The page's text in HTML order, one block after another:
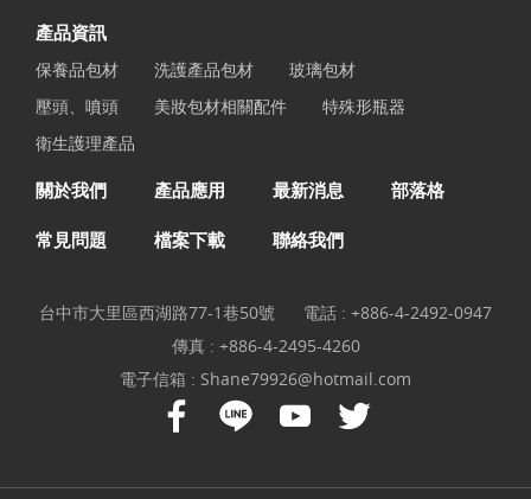
產品資訊
保養品包材 洗護產品包材
玻璃包材
壓頭、噴頭
美妝包材相關配件
特殊形瓶器
衛生護理產品
關於我們 產品應用 最新消息 部落格
常見問題 檔案下載 聯絡我們
台中市大里區西湖路77-1巷50號 電話 : +886-4-2492-0947
傳真 : +886-4-2495-4260
電子信箱 : Shane79926@hotmail.com